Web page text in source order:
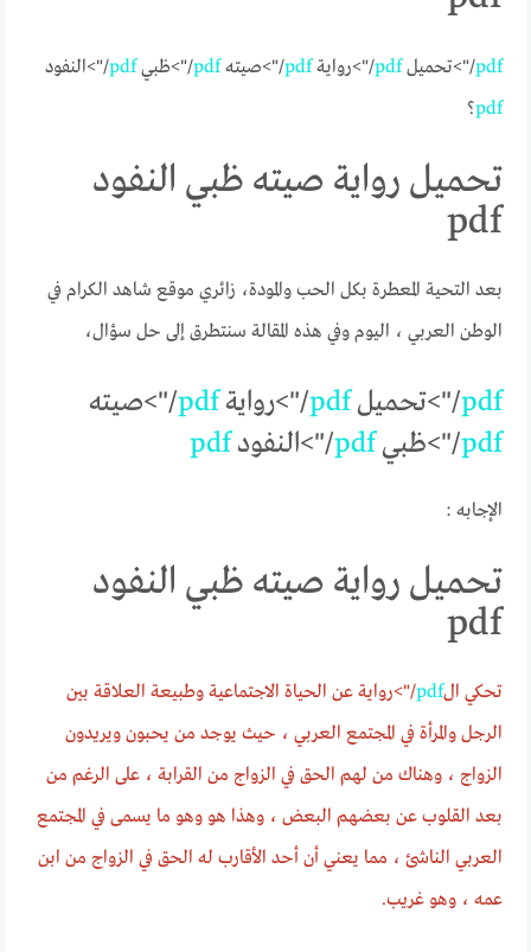
pdf/">تحميلpdf/">روايةpdf/">صيتهpdf/">ظبيpdf/">النفود
pdf؟
تحميل رواية صيته ظبي النفود
pdf
بعد التحية المعطرة بكل الحب والمودة، زائري موقع شاهد الكرام في
الوطن العربي ، اليوم وفي هذه المقالة سنتطرق إلى حل سؤال،
pdf/">تحميلpdf/">روايةpdf/">صيته
pdf/">ظبيpdf/">النفودpdf
الإجابه :
تحميل رواية صيته ظبي النفود
pdf
تحكي الpdf/">رواية عن الحياة الاجتماعية وطبيعة العلاقة بين
الرجل والمرأة في المجتمع العربي ، حيث يوجد من يحبون ويريدون
الزواج ، وهناك من لهم الحق في الزواج من القرابة ، على الرغم من
بعد القلوب عن بعضهم البعض ، وهذا هو وهو ما يسمى في المجتمع
العربي الناشئ ، مما يعني أن أحد الأقارب له الحق في الزواج من ابن
عمه ، وهو غريب.